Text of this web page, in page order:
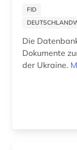
religion (2)
russisch (2)
Ungarn (14)
Zypern (1)
FID
Die
Dokumente
der Ukraine.